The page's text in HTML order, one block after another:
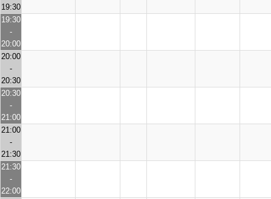
19:30
19:30
-
20:00
20:00
-
20:30
20:30
-
21:00
21:00
-
21:30
21:30
-
22:00